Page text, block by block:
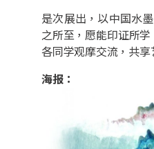
是次展出，以中国水
之所至，愿能印证所
各同学观摩交流，共享
海报：